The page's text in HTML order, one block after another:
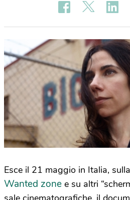
Esce il 21 maggio in Italia,
Wanted zone e su altri